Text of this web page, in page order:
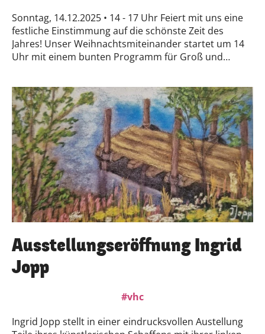
Sonntag, 14.12.2025 • 14 - 17 Uhr Feiert mit uns eine
festliche Einstimmung auf die schönste Zeit des
Jahres! Unser Weihnachtsmiteinander startet um 14
Uhr mit einem bunten Programm für Groß und
14:30 Uhr & 15:30 Uhr🎼 Ukrainischer Chor um 15:00
Uhr & 16:00 UhrNeben den musikalischen Highlights
bieten wir zahlreiche Bastelaktionen an, z.B.
Futterspender für Vögel und Murmelbahnen – perfekt
für kleine Künstler und Naturliebhaber!Genießt
heißen Punsch, frisch gebackene Waffeln und stöberz
beim Nachbarschaftsmarkt mit Verkaufs- und
Bastelständen:Enkaustik-
GlückwunschkartenSelbstgestrickte Baby-
Kleidungoffene KeramikwerkstattUm 17 Uhr endet
unser Fest mit einem besonderen Highlight...Kommt
vorbei, verbringt eine schöne Zeit im
Weihnachtsmiteinander, begegnet Nachbarinnen und
Nachbarn und lasst uns gemeinsam die festliche
Stimmung genießen! 🎅🎁✨Wir freuen uns auf euch!
Ausstellungseröffnung Ingrid
Jopp
vhc
Ingrid Jopp stellt in einer eindrucksvollen Austellung